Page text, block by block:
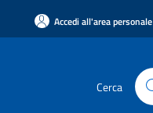
Accedi all'area personale
Cerca